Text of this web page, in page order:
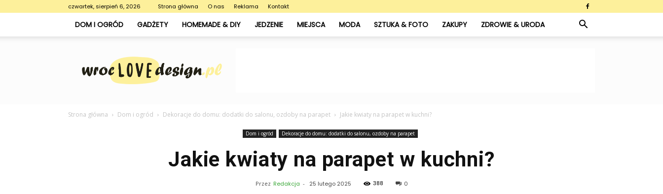
czwartek, sierpień 6, 2026 Strona główna O nas Reklama Kontakt
DOM I OGRÓD GADŻETY HOMEMADE & DIY JEDZENIE MIEJSCA MODA SZTUKA & FOTO ZAKUPY ZDROWIE & URODA
Strona główna Dom i ogród Dekoracje do domu: dodatki do salonu, ozdoby na parapet Jakie kwiaty na parapet w kuchni?
Dom i ogród Dekoracje do domu: dodatki do salonu, ozdoby na parapet
Jakie kwiaty na parapet w kuchni?
Przez Redakcja - 25 lutego 2025 388 0